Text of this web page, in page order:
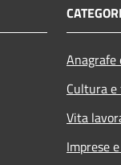
Cultura
Vita
Imprese